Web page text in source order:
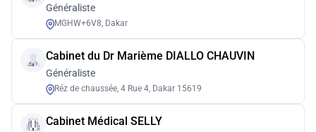
Généraliste
MGHW+6V8, Dakar
Cabinet du Dr Marième DIALLO CHAUVIN
Généraliste
Réz de chaussée, 4 Rue 4, Dakar 15619
Cabinet Médical SELLY